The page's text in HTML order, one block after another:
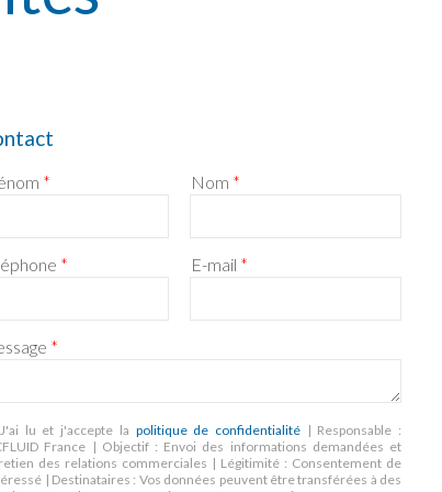
* Nom *
* E-mail *
*
J'ai lu et j'accepte la politique de confidentialité | Responsable :
France | Objectif : Envoi des informations demandées et
des relations commerciales | Légitimité : Consentement de
| Destinataires : Vos données peuvent être transférées à des